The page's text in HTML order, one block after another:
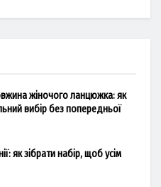
жіночого ланцюжка: як
вибір без попередньої
як зібрати набір, щоб усім